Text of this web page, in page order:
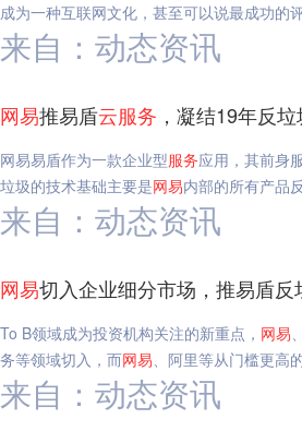
成为一种互联网文化，甚至可以说最成功的
来自：动态资讯
网易推易盾云服务 ，凝结19年反
网易易盾作为一款企业型服务应用，其前身
垃圾的技术基础主要是网易内部的所有产品
来自：动态资讯
网易切入企业细分市场，推易盾反
To B领域成为投资机构关注的新重点， 网易
务等领域切入，而网易、阿里等从门槛更高
来自：动态资讯